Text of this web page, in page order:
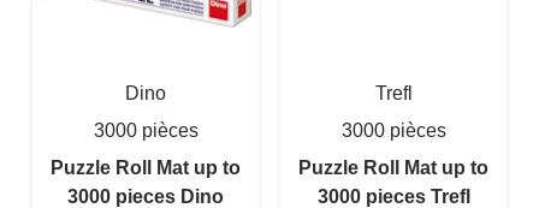
Dino
3000 pièces
Puzzle Roll Mat up to
3000 pieces Dino
Trefl
3000 pièces
Puzzle Roll Mat up to
3000 pieces Trefl